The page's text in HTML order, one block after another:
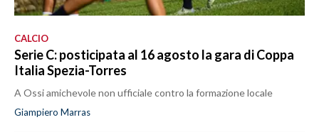
CALCIO
Serie C: posticipata al 16 agosto la gara di Coppa
Italia Spezia-Torres
A Ossi amichevole non ufficiale contro la formazione locale
Giampiero Marras